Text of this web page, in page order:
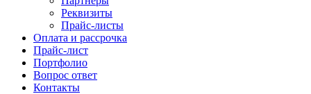
Реквизиты
Прайс-листы
Оплата и рассрочка
Прайс-лист
Портфолио
Вопрос ответ
Контакты